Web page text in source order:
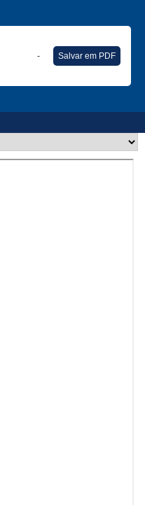
- Salvar em PDF